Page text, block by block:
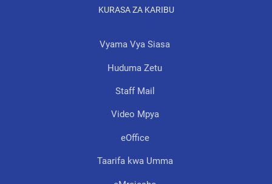
KURASA ZA KARIBU
Vyama Vya Siasa
Huduma Zetu
Staff Mail
Video Mpya
eOffice
Taarifa kwa Umma